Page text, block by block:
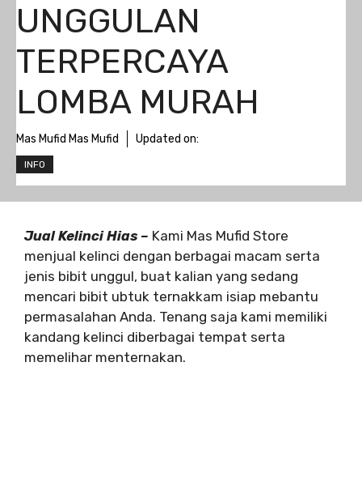
UNGGULAN
TERPERCAYA
LOMBA MURAH
Mas Mufid Mas Mufid Updated on:
INFO
Jual Kelinci Hias – Kami Mas Mufid Store
menjual kelinci dengan berbagai macam serta
jenis bibit unggul, buat kalian yang sedang
mencari bibit ubtuk ternakkam isiap mebantu
permasalahan Anda. Tenang saja kami memiliki
kandang kelinci diberbagai tempat serta
memelihar menternakan.